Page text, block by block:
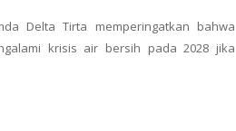
Delta Tirta memperingatkan bahwa
krisis air bersih pada 2028 jika